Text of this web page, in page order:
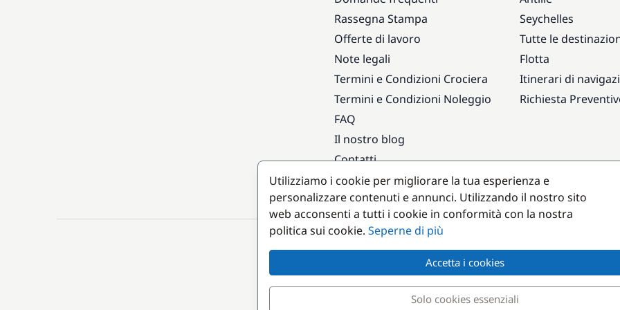
Rassegna Stampa
Offerte di lavoro
Note legali
Termini e Condizioni Crociera
Termini e Condizioni Noleggio
FAQ
Il nostro blog
Contatti
Seychelles
Tutte le
Flotta
Itinerari di
Richiesta
Destinazioni popolari
Utilizziamo i cookie per migliorare la tua esperienza e
personalizzare contenuti e annunci. Utilizzando il nostro sito
web acconsenti a tutti i cookie in conformità con la nostra
politica sui cookie. Seperne di più
Accetta i cookies
Solo cookies essenziali